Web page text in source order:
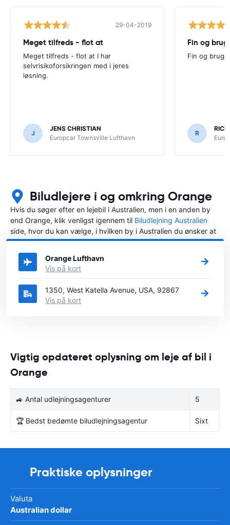
29-04-2019
Meget tilfreds - flot at
Meget tilfreds - flot at I har
selvrisikoforsikringen med i jeres
løsning.
J
JENS CHRISTIAN
Europcar Townsville Lufthavn
Fin og
Fin og
R
Biludlejere i og omkring Orange
Hvis du søger efter en lejebil i Australien, men i en anden by
end Orange, klik venligst igennem til Biludlejning Australien
side, hvor du kan vælge, i hvilken by i Australien du ønsker at
leje en bil.
Orange Lufthavn
Vis på kort
1350, West Katella Avenue, USA, 92867
Vis på kort
Vigtig opdateret oplysning om leje af bil i
Orange
🚙 Antal udlejningsagenturer 5
🏆 Bedst bedømte biludlejningsagentur Sixt
Praktiske oplysninger
Valuta
Australian dollar